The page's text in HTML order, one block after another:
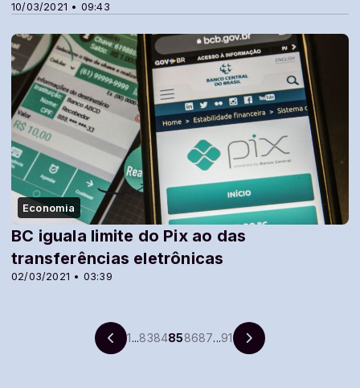
10/03/2021 • 09:43
Economia
02/03/2021 • 03:39
BC iguala limite do Pix ao das
transferências eletrônicas
1...8384858687...91